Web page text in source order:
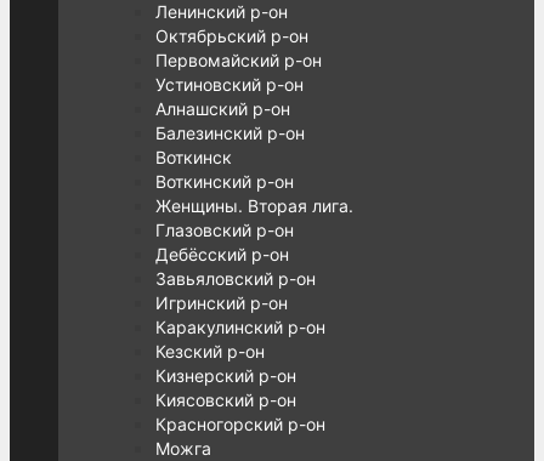
Ленинский р-он
Октябрьский р-он
Первомайский р-он
Устиновский р-он
Алнашский р-он
Балезинский р-он
Воткинск
Воткинский р-он
Женщины. Вторая лига.
Глазовский р-он
Дебёсский р-он
Завьяловский р-он
Игринский р-он
Каракулинский р-он
Кезский р-он
Кизнерский р-он
Киясовский р-он
Красногорский р-он
Можга